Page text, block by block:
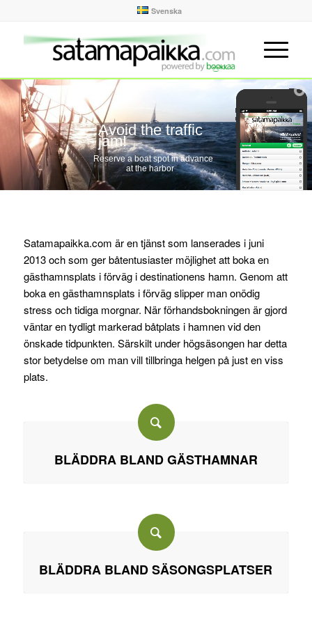
Svenska
Avoid the traffic
jam!
Reserve a boat spot in advance
at the harbor
Satamapaikka.com är en tjänst som lanserades i juni
2013 och som ger båtentusiaster möjlighet att boka en
gästhamnsplats i förväg i destinationens hamn. Genom att
boka en gästhamnsplats i förväg slipper man onödig
stress och tidiga morgnar. När förhandsbokningen är gjord
väntar en tydligt markerad båtplats i hamnen vid den
önskade tidpunkten. Särskilt under högsäsongen har detta
stor betydelse om man vill tillbringa helgen på just en viss
plats.
BLÄDDRA BLAND GÄSTHAMNAR
BLÄDDRA BLAND SÄSONGSPLATSER